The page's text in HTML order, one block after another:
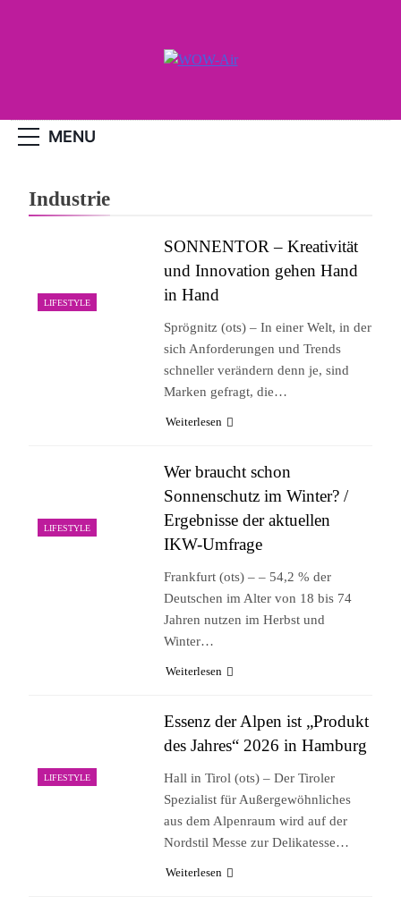
MENU
Industrie
LIFESTYLE
SONNENTOR – Kreativität
und Innovation gehen Hand
in Hand
Sprögnitz (ots) – In einer Welt, in der
sich Anforderungen und Trends
schneller verändern denn je, sind
Marken gefragt, die…
Weiterlesen
LIFESTYLE
Wer braucht schon
Sonnenschutz im Winter? /
Ergebnisse der aktuellen
IKW-Umfrage
Frankfurt (ots) – – 54,2 % der
Deutschen im Alter von 18 bis 74
Jahren nutzen im Herbst und
Winter…
Weiterlesen
LIFESTYLE
Essenz der Alpen ist „Produkt
des Jahres“ 2026 in Hamburg
Hall in Tirol (ots) – Der Tiroler
Spezialist für Außergewöhnliches
aus dem Alpenraum wird auf der
Nordstil Messe zur Delikatesse…
Weiterlesen